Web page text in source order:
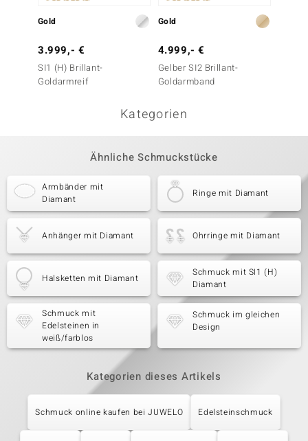
Gold
3.999,- €
SI1 (H) Brillant-
Goldarmreif
Gold
4.999,- €
Gelber SI2 Brillant-
Goldarmband
Kategorien
Ähnliche Schmuckstücke
Armbänder mit
Diamant
Ringe mit Diamant
Anhänger mit Diamant Ohrringe mit Diamant
Halsketten mit Diamant
Schmuck mit SI1 (H)
Diamant
Schmuck mit
Edelsteinen in
weiß/farblos
Schmuck im gleichen
Design
Kategorien dieses Artikels
Schmuck online kaufen bei JUWELO Edelsteinschmuck